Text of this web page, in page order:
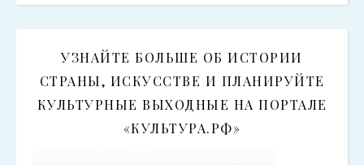
УЗНАЙТЕ БОЛЬШЕ ОБ ИСТОРИИ
СТРАНЫ, ИСКУССТВЕ И ПЛАНИРУЙТЕ
КУЛЬТУРНЫЕ ВЫХОДНЫЕ НА ПОРТАЛЕ
«КУЛЬТУРА.РФ»